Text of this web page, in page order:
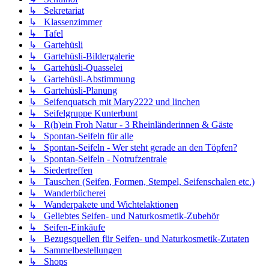
↳ Sekretariat
↳ Klassenzimmer
↳ Tafel
↳ Gartehüsli
↳ Gartehüsli-Bildergalerie
↳ Gartehüsli-Quasselei
↳ Gartehüsli-Abstimmung
↳ Gartehüsli-Planung
↳ Seifenquatsch mit Mary2222 und linchen
↳ Seifelgruppe Kunterbunt
↳ R(h)ein Froh Natur - 3 Rheinländerinnen & Gäste
↳ Spontan-Seifeln für alle
↳ Spontan-Seifeln - Wer steht gerade an den Töpfen?
↳ Spontan-Seifeln - Notrufzentrale
↳ Siedertreffen
↳ Tauschen (Seifen, Formen, Stempel, Seifenschalen etc.)
↳ Wanderbücherei
↳ Wanderpakete und Wichtelaktionen
↳ Geliebtes Seifen- und Naturkosmetik-Zubehör
↳ Seifen-Einkäufe
↳ Bezugsquellen für Seifen- und Naturkosmetik-Zutaten
↳ Sammelbestellungen
↳ Shops